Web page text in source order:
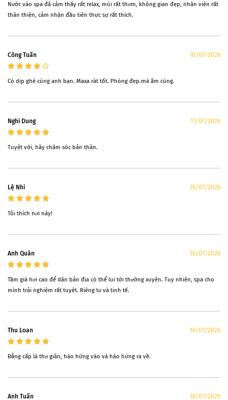
Nước vào spa đã cảm thấy rất relax, mùi rất thơm, không gian đẹp, nhân viên rất
thân thiện, cảm nhận đầu tiên thực sự rất thích.
Công Tuấn 18/07/2026
Có dịp ghé cùng anh bạn. Maxa rát tốt. Phòng đẹp.mà ấm cúng.
Nghi Dung 17/07/2026
Tuyệt vời, hãy chăm sóc bản thân.
Lệ Nhi 16/07/2026
Tôi thích nơi này!
Anh Quân 16/07/2026
Tầm giá hơi cao để dân bản địa có thể lui tới thường xuyên. Tuy nhiên, spa cho
mình trải nghiệm rất tuyệt. Riêng tư và tinh tế.
Thu Loan 16/07/2026
Đẳng cấp là thư giãn, hào hứng vào và hào hứng ra về.
Anh Tuấn 16/07/2026